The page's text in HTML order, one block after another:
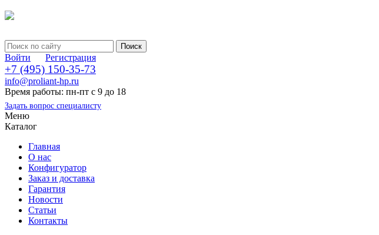
Войти Регистрация
+7 (495) 150-35-73
info@proliant-hp.ru
Время работы: пн-пт с 9 до 18
Задать вопрос специалисту
Меню
Каталог
Главная
О нас
Конфигуратор
Заказ и доставка
Гарантия
Новости
Статьи
Контакты